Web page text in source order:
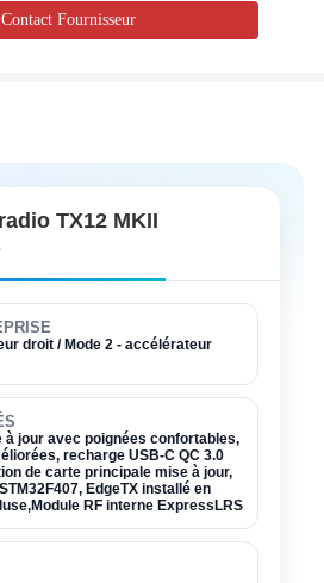
Contact Fournisseur
TX12 MKII
droit / Mode 2 - accélérateur
jour avec poignées confortables,
recharge USB-C QC 3.0
de carte principale mise à jour,
EdgeTX installé en
RF interne ExpressLRS